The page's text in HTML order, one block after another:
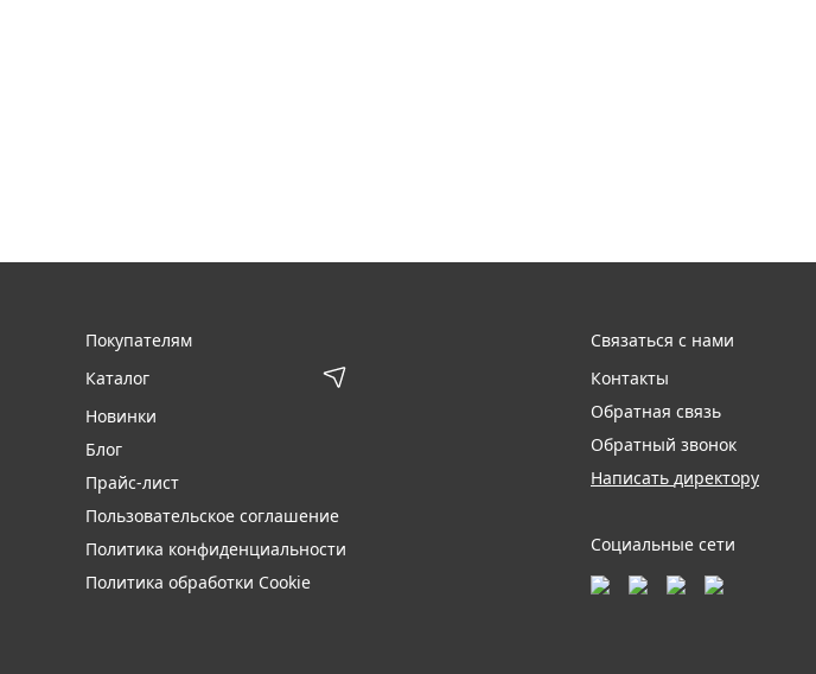
Покупателям
Каталог
Новинки
Блог
Прайс-лист
Пользовательское соглашение
Политика конфиденциальности
Политика обработки Cookie
Связаться с нами
Контакты
Обратная связь
Обратный звонок
Написать директору
Социальные сети